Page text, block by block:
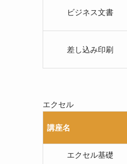
ビジネス文書
差し込み印刷
エクセル
講座名
エクセル基礎